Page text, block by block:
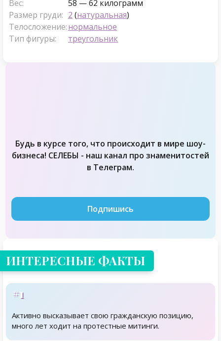
Вес:
58 — 62 килограмм
Размер груди: 2 (натуральная)
Телосложение:нормальное
Тип фигуры:
треугольник
Будь в курсе того, что происходит в мире шоу-
бизнеса! СЕЛЕБЫ - наш канал про знаменитостей
в Телеграм.
Подпишись
ИНТЕРЕСНЫЕ ФАКТЫ
#1
Активно высказывает свою гражданскую позицию,
много лет ходит на протестные митинги.